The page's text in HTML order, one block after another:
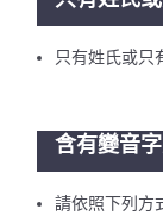
只有姓氏或只
含有變音
請依照下列方